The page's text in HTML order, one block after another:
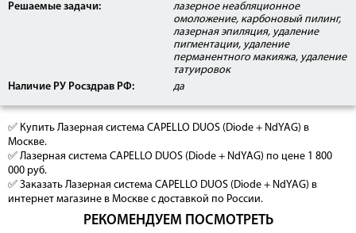
Решаемые задачи:
лазерное неабляционное
омоложение, карбоновый пилинг,
лазерная эпиляция, удаление
пигментации, удаление
перманентного макияжа, удаление
татуировок
Наличие РУ Росздрав РФ:
да
Описание
Длина волны 808 нм
Лазерная эпиляция ( работа с пациентами
1 - 6 фототипа) и диодное неабляционное
Мощность
излучения
диодного
модуля
1200 Вт
Высокооднародная подача импульса со
обеспечивает гарантированную
Частота
Высокая частота подачи импульса 10 Гц,
дает возможность подобрать скорость
работы (высокочастотный режим, режим
кумуляции тепла и одиночный режим)
✅ Купить Лазерная система CAPELLO DUOS (Diode + NdYAG) в
Москве.
✅ Лазерная система CAPELLO DUOS (Diode + NdYAG) по цене 1 800
000 руб.
✅ Заказать Лазерная система CAPELLO DUOS (Diode + NdYAG) в
интернет магазине в Москве с доставкой по России.
РЕКОМЕНДУЕМ ПОСМОТРЕТЬ